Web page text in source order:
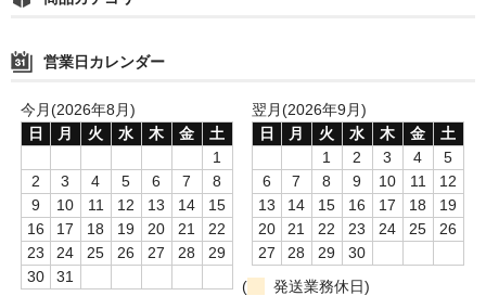
営業日カレンダー
今月(2026年8月)
日
月 火 水 木 金
土
1
2
3 4 5 6 7
8
9
10 11 12 13 14
15
16
17 18 19 20 21
22
23
24 25 26 27 28
29
30
31
翌月(2026年9月)
日
月 火 水 木 金
土
1
2 3 4
5
6
7 8 9 10 11
12
13
14 15 16 17 18
19
20
21 22 23 24 25
26
27
28 29
30
(
発送業務休日)